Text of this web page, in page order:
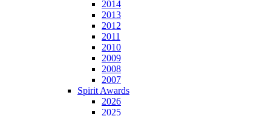
2014
2013
2012
2011
2010
2009
2008
2007
Spirit Awards
2026
2025